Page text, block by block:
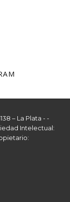
– La Plata - -
Intelectual: